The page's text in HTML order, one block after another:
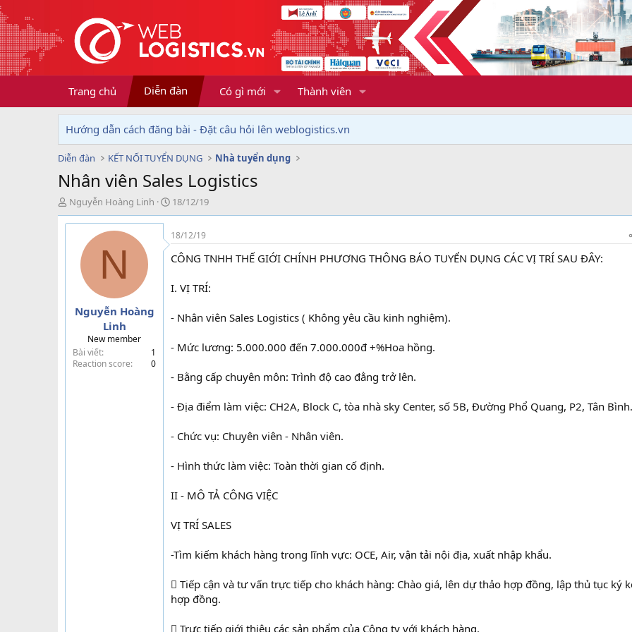
Trang chủ Diễn đàn Có gì mới Thành viên
Hướng dẫn cách đăng bài - Đặt câu hỏi lên weblogistics.vn
Diễn đàn KẾT NỐI TUYỂN DỤNG Nhà tuyển dụng
Nhân viên Sales Logistics
T
h
r
Nguyễn Hoàng Linh
N
g
y
ử
18/12/19
N
Nguyễn Hoàng
Linh
New member
Bài viết
1
Reaction score
0
18/12/19
CÔNG TNHH THẾ GIỚI CHÍNH PHƯƠNG THÔNG BÁO TUYỂN DỤNG CÁC VỊ TRÍ SAU ĐÂY:
I. VỊ TRÍ:
- Nhân viên Sales Logistics ( Không yêu cầu kinh nghiệm).
- Mức lương: 5.000.000 đến 7.000.000đ +%Hoa hồng.
- Bằng cấp chuyên môn: Trình độ cao đẳng trở lên.
- Địa điểm làm việc: CH2A, Block C, tòa nhà sky Center, số 5B, Đường Phổ Quang, P2, Tân Bình.
- Chức vụ: Chuyên viên - Nhân viên.
- Hình thức làm việc: Toàn thời gian cố định.
II - MÔ TẢ CÔNG VIỆC
VỊ TRÍ SALES
-Tìm kiếm khách hàng trong lĩnh vực: OCE, Air, vận tải nội địa, xuất nhập khẩu.
 Tiếp cận và tư vấn trực tiếp cho khách hàng: Chào giá, lên dự thảo hợp đồng, lập thủ tục ký
hợp đồng.
 Trực tiếp giới thiệu các sản phẩm của Công ty với khách hàng.